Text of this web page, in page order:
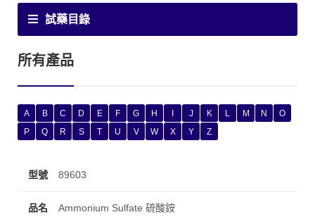
試藥目錄
所有產品
A B C D E F G H J K L M N
O
P
Q R S T U V W X Y Z
89603
Ammonium Sulfate 硫酸銨